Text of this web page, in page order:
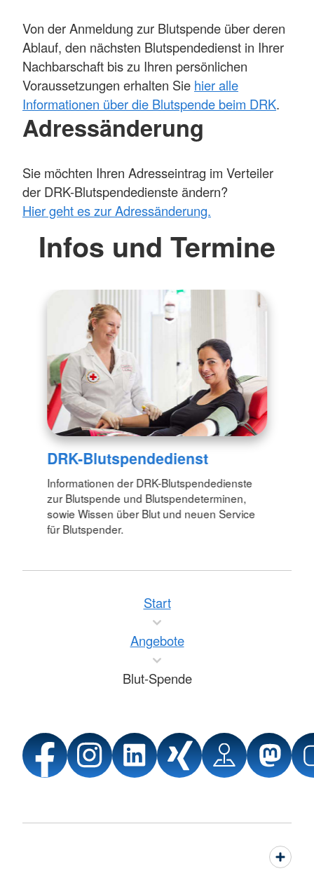
Von der Anmeldung zur Blutspende über deren
Ablauf, den nächsten Blutspendedienst in Ihrer
Nachbarschaft bis zu Ihren persönlichen
Voraussetzungen erhalten Sie hier alle
Informationen über die Blutspende beim DRK.
Adressänderung
Sie möchten Ihren Adresseintrag im Verteiler
der DRK-Blutspendedienste ändern?
Hier geht es zur Adressänderung.
Infos und Termine
DRK-Blutspendedienst
Informationen der DRK-Blutspendedienste
zur Blutspende und Blutspendeterminen,
sowie Wissen über Blut und neuen Service
für Blutspender.
Start
Angebote
Blut-Spende